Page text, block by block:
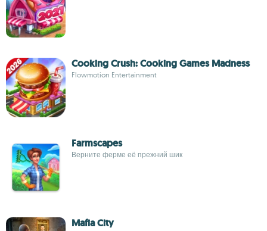
Cooking Crush: Cooking Games Madness
Flowmotion Entertainment
Farmscapes
Верните ферме её прежний шик
Mafia City